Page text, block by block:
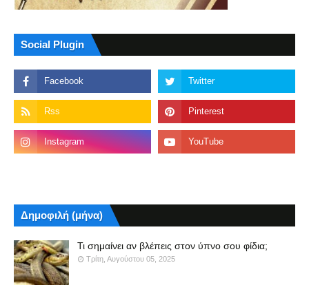
Social Plugin
Δημοφιλή (μήνα)
Τι σημαίνει αν βλέπεις στον ύπνο σου φίδια;
Τρίτη, Αυγούστου 05, 2025